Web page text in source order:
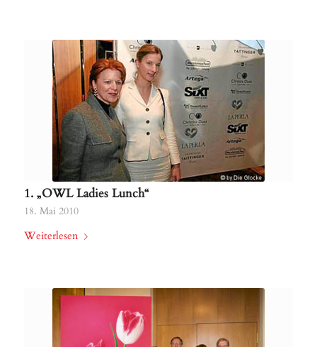
1. „OWL Ladies Lunch“
18. Mai 2010
Weiterlesen